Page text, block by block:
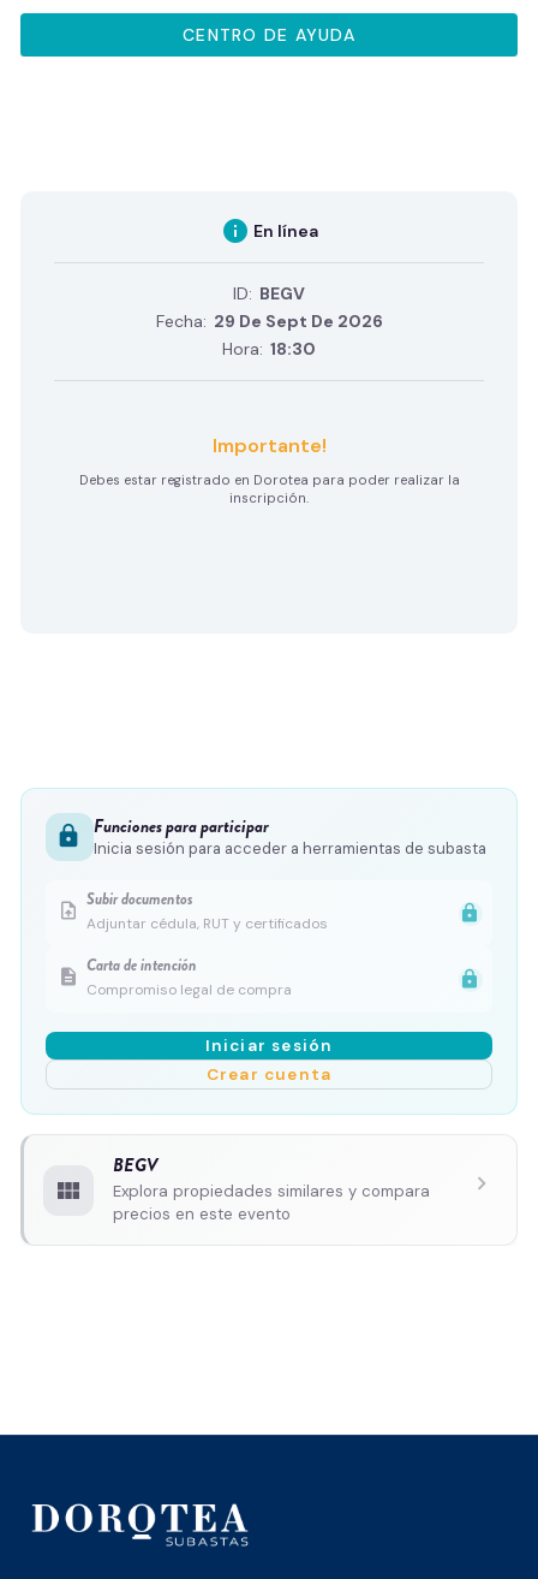
CENTRO DE AYUDA
info En línea
ID: BEGV
Fecha: 29 De Sept De 2026
Hora: 18:30
Importante!
Debes estar registrado en Dorotea para poder realizar la
inscripción.
lock Funciones para participar
Inicia sesión para acceder a herramientas de subasta
upload_file Subir documentos
Adjuntar cédula, RUT y certificados
lock
description Carta de intención
Compromiso legal de compra
lock
Iniciar sesión
Crear cuenta
view_module
BEGV
Explora propiedades similares y compara
precios en este evento
chevron_right